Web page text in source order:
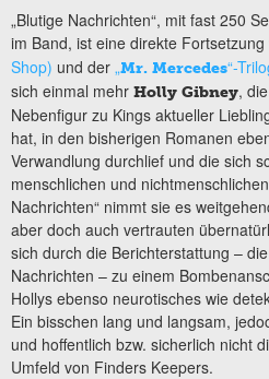
„Blutige Nachrichten“, mit fast 250
im Band, ist eine direkte Fortsetzung
Shop) und der „Mr. Mercedes“-
sich einmal mehr Holly Gibney,
Nebenfigur zu Kings aktueller
hat, in den bisherigen Romanen
Verwandlung durchlief und die sich
menschlichen und
Nachrichten“ nimmt sie es
aber doch auch vertrauten
sich durch die Berichterstattung –
Nachrichten – zu einem
Hollys ebenso neurotisches wie
Ein bisschen lang und langsam,
und hoffentlich bzw. sicherlich nicht
Umfeld von Finders Keepers.